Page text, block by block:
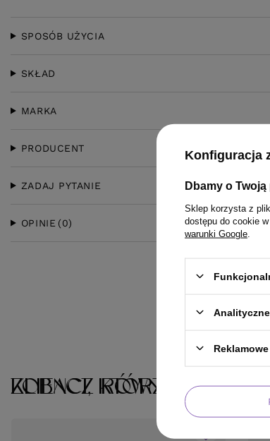
SPOSÓB UŻYCIA
SKŁAD
MARKA
PRODUCENT
ZADAJ PYTANIE
OPINIE (0)
KLIENCI, KTÓRZY KUPILI
ZOBACZ RÓWNIEŻ
Konfiguracja
Dbamy o
Sklep korzysta z
dostępu do cookie
warunki Google